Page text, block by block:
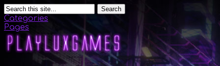
Search
Categories
Pages